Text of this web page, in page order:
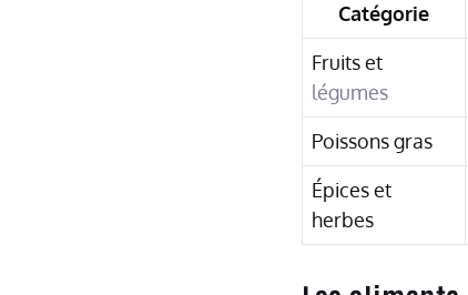
Catégorie
Fruits et
légumes
Poissons gras
Épices et
herbes